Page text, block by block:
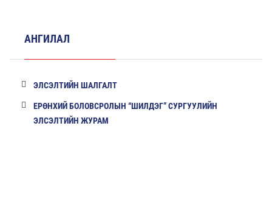
АНГИЛАЛ
ЭЛСЭЛТИЙН ШАЛГАЛТ
ЕРӨНХИЙ БОЛОВСРОЛЫН “ШИЛДЭГ” СУРГУУЛИЙН
ЭЛСЭЛТИЙН ЖУРАМ